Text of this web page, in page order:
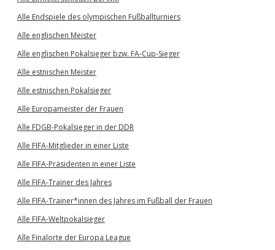
Alle Endspiele des olympischen Fußballturniers
Alle englischen Meister
Alle englischen Pokalsieger bzw. FA-Cup-Sieger
Alle estnischen Meister
Alle estnischen Pokalsieger
Alle Europameister der Frauen
Alle FDGB-Pokalsieger in der DDR
Alle FIFA-Mitglieder in einer Liste
Alle FIFA-Präsidenten in einer Liste
Alle FIFA-Trainer des Jahres
Alle FIFA-Trainer*innen des Jahres im Fußball der Frauen
Alle FIFA-Weltpokalsieger
Alle Finalorte der Europa League